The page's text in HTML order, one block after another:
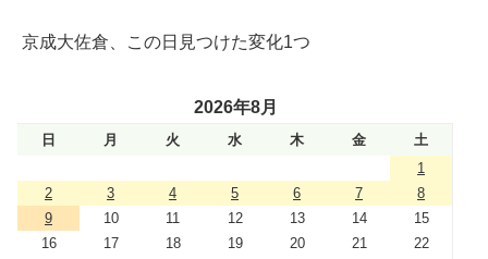
京成大佐倉、この日見つけた変化1つ
2026年8月
日 月 火 水 木 金
土
1
2
3 4 5 6 7
8
9
10 11 12 13 14
15
16
17 18 19 20 21
22